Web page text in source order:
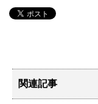
関連記事